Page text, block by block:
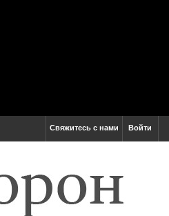
Войти
Свяжитесь с нами